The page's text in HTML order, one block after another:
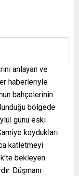
anlayan ve
haberleriyle
bahçelerinin
bölgede
günü eski
koydukları
katletmeyi
bekleyen
Düşmanı